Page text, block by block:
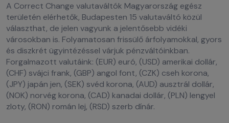
A Correct Change valutaváltók Magyarország egész
területén elérhetők, Budapesten 15 valutaváltó közül
választhat, de jelen vagyunk a jelentősebb vidéki
városokban is. Folyamatosan frissülő árfolyamokkal, gyors
és diszkrét ügyintézéssel várjuk pénzváltóinkban.
Forgalmazott valutáink: (EUR) euró, (USD) amerikai dollár,
(CHF) svájci frank, (GBP) angol font, (CZK) cseh korona,
(JPY) japán jen, (SEK) svéd korona, (AUD) ausztrál dollár,
(NOK) norvég korona, (CAD) kanadai dollár, (PLN) lengyel
zloty, (RON) román lej, (RSD) szerb dínár.